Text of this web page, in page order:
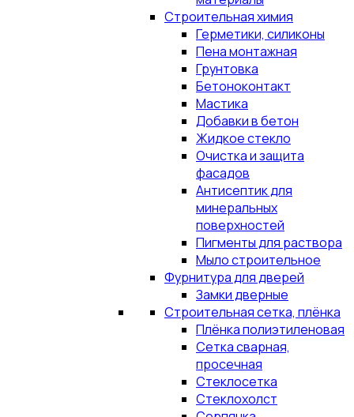
Строительная химия
Герметики, силиконы
Пена монтажная
Грунтовка
Бетоноконтакт
Мастика
Добавки в бетон
Жидкое стекло
Очистка и защита
фасадов
Антисептик для
минеральных
поверхностей
Пигменты для раствора
Мыло строительное
Фурнитура для дверей
Замки дверные
Строительная сетка, плёнка
Плёнка полиэтиленовая
Сетка сварная,
просечная
Стеклосетка
Стеклохолст